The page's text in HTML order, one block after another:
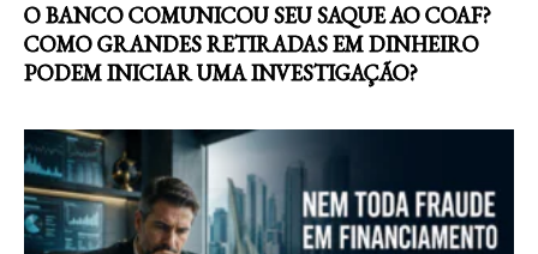
O BANCO COMUNICOU SEU SAQUE AO COAF?
COMO GRANDES RETIRADAS EM DINHEIRO
PODEM INICIAR UMA INVESTIGAÇÃO?